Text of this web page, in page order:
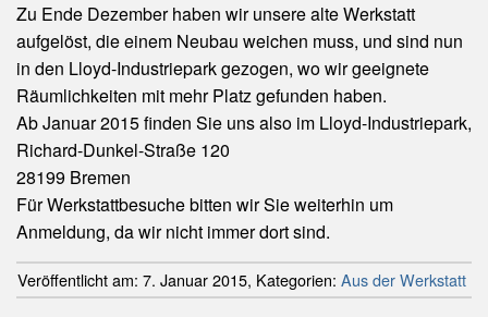
Zu Ende Dezember haben wir unsere alte Werkstatt
aufgelöst, die einem Neubau weichen muss, und sind nun
in den Lloyd-Industriepark gezogen, wo wir geeignete
Räumlichkeiten mit mehr Platz gefunden haben.
Ab Januar 2015 finden Sie uns also im Lloyd-Industriepark,
Richard-Dunkel-Straße 120
28199 Bremen
Für Werkstattbesuche bitten wir Sie weiterhin um
Anmeldung, da wir nicht immer dort sind.
Veröffentlicht am: 7. Januar 2015, Kategorien: Aus der Werkstatt